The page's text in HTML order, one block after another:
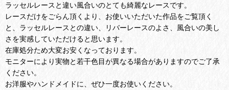
ラッセルレースと違い風合いのとても綺麗なレースです。
レースだけをごらん頂くより、お使いいただいた作品をご覧頂く
と、ラッセルレースとの違い、リバーレースのよさ、風合いの美し
さを実感していただけると思います。
在庫処分ため大変お安くなっております。
モニターにより実物と若干色目が異なる場合がありますのでご了承
ください。
お洋服やハンドメイドに、ぜひ一度お使いください。